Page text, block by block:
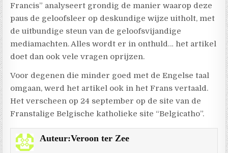
Francis” analyseert grondig de manier waarop deze
paus de geloofsleer op deskundige wijze uitholt, met
de uitbundige steun van de geloofsvijandige
mediamachten. Alles wordt er in onthuld… het artikel
doet dan ook vele vragen oprijzen.
Voor degenen die minder goed met de Engelse taal
omgaan, werd het artikel ook in het Frans vertaald.
Het verscheen op 24 september op de site van de
Franstalige Belgische katholieke site “Belgicatho”.
Auteur:Veroon ter Zee